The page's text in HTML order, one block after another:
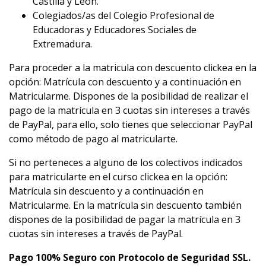
Colegiados/as del Colegio Profesional de
Educadoras y Educadores Sociales de
Extremadura.
Para proceder a la matricula con descuento clickea en la
opción: Matrícula con descuento y a continuación en
Matricularme. Dispones de la posibilidad de realizar el
pago de la matrícula en 3 cuotas sin intereses a través
de PayPal, para ello, solo tienes que seleccionar PayPal
como método de pago al matricularte.
Si no perteneces a alguno de los colectivos indicados
para matricularte en el curso clickea en la opción:
Matrícula sin descuento y a continuación en
Matricularme. En la matrícula sin descuento también
dispones de la posibilidad de pagar la matrícula en 3
cuotas sin intereses a través de PayPal.
Pago 100% Seguro con Protocolo de Seguridad SSL.